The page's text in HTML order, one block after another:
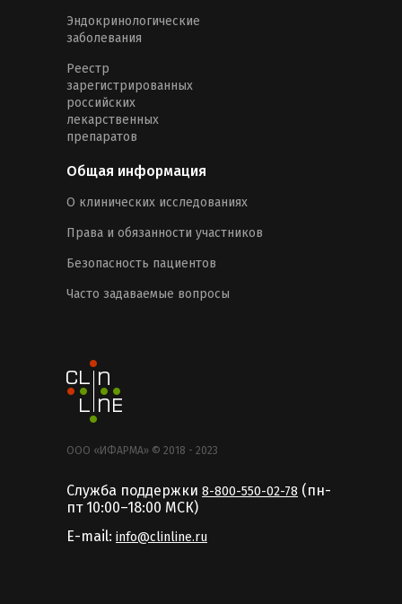
Эндокринологические
заболевания
Реестр
зарегистрированных
российских
лекарственных
препаратов
Общая информация
О клинических исследованиях
Права и обязанности участников
Безопасность пациентов
Часто задаваемые вопросы
ООО «ИФАРМА» © 2018 - 2023
Служба поддержки 8-800-550-02-78 (пн-
пт 10:00–18:00 MCК)
E-mail: info@clinline.ru